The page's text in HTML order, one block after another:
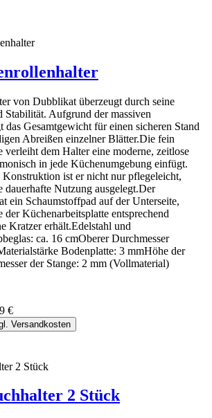
von Dubblikat überzeugt durch seine
Stabilität. Aufgrund der massiven
das Gesamtgewicht für einen sicheren Stand
Abreißen einzelner Blätter.Die fein
verleiht dem Halter eine moderne, zeitlose
in jede Küchenumgebung einfügt.
Konstruktion ist er nicht nur pflegeleicht,
dauerhafte Nutzung ausgelegt.Der
ein Schaumstoffpad auf der Unterseite,
der Küchenarbeitsplatte entsprechend
Kratzer erhält.Edelstahl und
ca. 16 cmOberer Durchmesser
Bodenplatte: 3 mmHöhe der
der Stange: 2 mm (Vollmaterial)
€
Versandkosten
2 Stück